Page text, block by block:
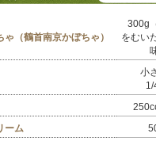
ゃ（鶴首南京かぼちゃ）
300g
をむい
小
1/
ーム